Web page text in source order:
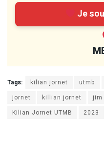
Je
Tags: kilian jornet utmb
jornet
killian jornet jim
Kilian Jornet UTMB
2023